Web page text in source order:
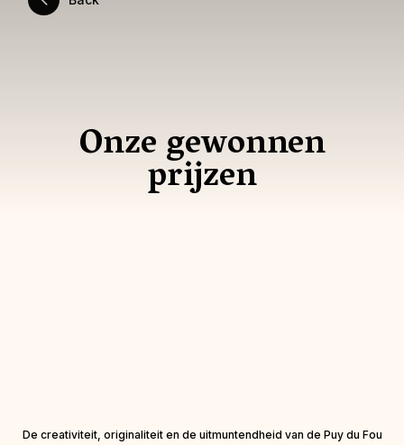
Onze gewonnen
prijzen
De creativiteit, originaliteit en de uitmuntendheid van de Puy du Fou